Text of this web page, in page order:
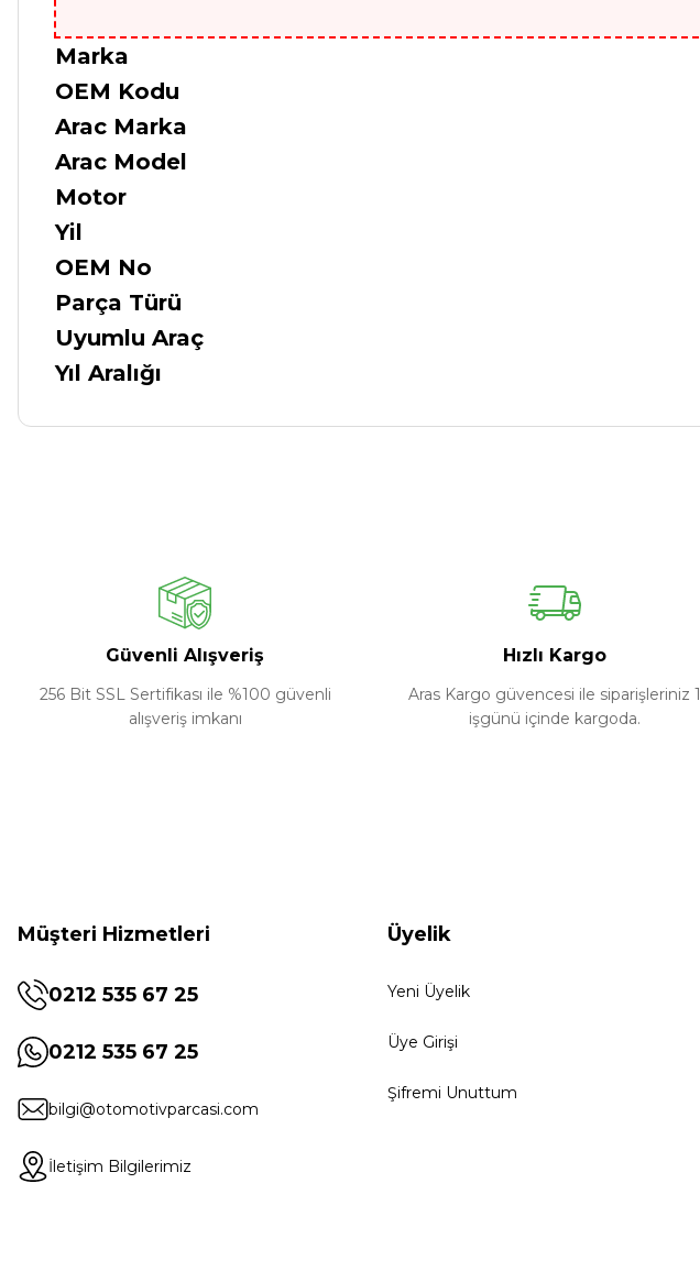
Marka
OEM Kodu
Arac Marka
Arac Model
Motor
Yil
OEM No
Parça Türü
Uyumlu Araç
Yıl Aralığı
Güvenli Alışveriş
256 Bit SSL Sertifikası ile %100 güvenli
alışveriş imkanı
Hızlı Kargo
Aras Kargo güvencesi ile siparişleriniz 1
işgünü içinde kargoda.
Müşteri Hizmetleri
0212 535 67 25
0212 535 67 25
bilgi@otomotivparcasi.com
İletişim Bilgilerimiz
Üyelik
Yeni Üyelik
Üye Girişi
Şifremi Unuttum